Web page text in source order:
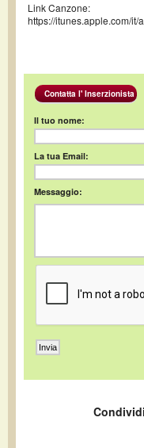
Link Canzone:
https://itunes.apple.com/
Contatta l' Inserzionista
Il tuo nome:
La tua Email:
Messaggio: